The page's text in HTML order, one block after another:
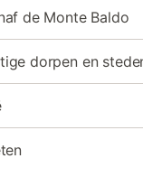
de Monte Baldo
dorpen en